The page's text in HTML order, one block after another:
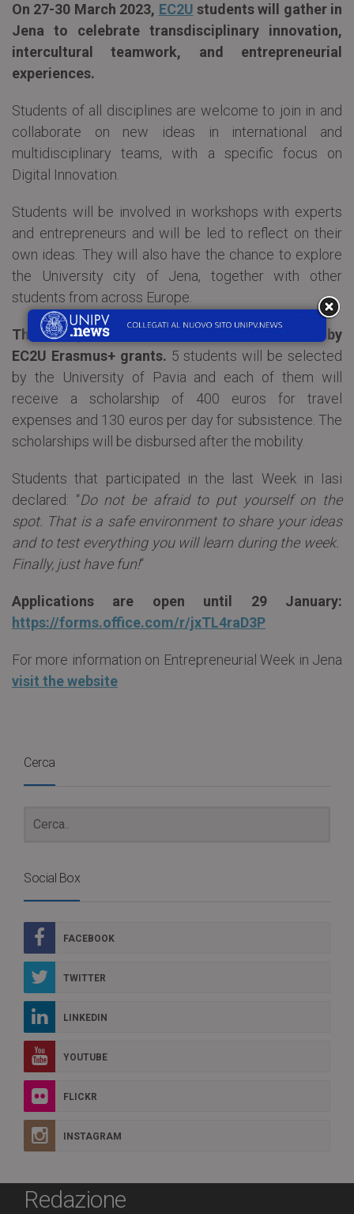
On 27-30 March 2023, EC2U students will gather in
Jena to celebrate transdisciplinary innovation,
intercultural teamwork, and entrepreneurial
experiences.
Students of all disciplines are welcome to join in and
collaborate on new ideas in international and
multidisciplinary teams, with a specific focus on
Digital Innovation.
Students will be involved in workshops with experts
and entrepreneurs and will be led to reflect on their
own ideas. They will also have the chance to explore
the University city of Jena, together with other
students from across Europe.
The Entrepreneurial Week is free – it is funded by
EC2U Erasmus+ grants. 5 students will be selected
by the University of Pavia and each of them will
receive a scholarship of 400 euros for travel
expenses and 130 euros per day for subsistence. The
scholarships will be disbursed after the mobility.
Students that participated in the last Week in Iasi
declared: “Do not be afraid to put yourself on the
spot. That is a safe environment to share your ideas
and to test everything you will learn during the week.
Finally, just have fun!“
Applications are open until 29 January:
https://forms.office.com/r/jxTL4raD3P
For more information on Entrepreneurial Week in Jena
visit the website
Cerca
Social Box
FACEBOOK
TWITTER
LINKEDIN
YOUTUBE
FLICKR
INSTAGRAM
Redazione